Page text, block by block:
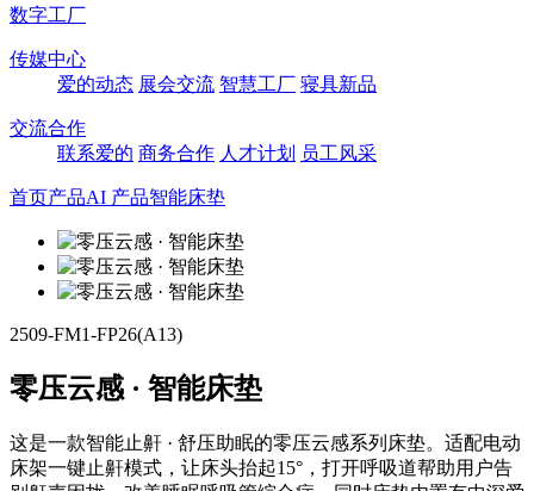
数字工厂
传媒中心
爱的动态 展会交流 智慧工厂 寝具新品
交流合作
联系爱的 商务合作 人才计划 员工风采
首页产品AI 产品智能床垫
2509-FM1-FP26(A13)
零压云感 · 智能床垫
这是一款智能止鼾 · 舒压助眠的零压云感系列床垫。适配电动
床架一键止鼾模式，让床头抬起15°，打开呼吸道帮助用户告